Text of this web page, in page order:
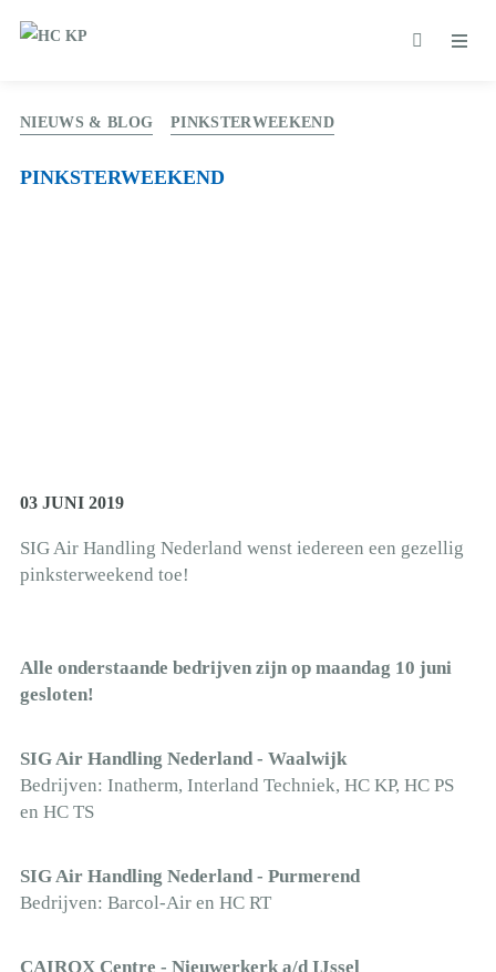
NIEUWS & BLOG PINKSTERWEEKEND
PINKSTERWEEKEND
03 JUNI 2019
SIG Air Handling Nederland wenst iedereen een gezellig
pinksterweekend toe!
Alle onderstaande bedrijven zijn op maandag 10 juni
gesloten!
SIG Air Handling Nederland - Waalwijk
Bedrijven: Inatherm, Interland Techniek, HC KP, HC PS
en HC TS
SIG Air Handling Nederland - Purmerend
Bedrijven: Barcol-Air en HC RT
CAIROX Centre - Nieuwerkerk a/d IJssel